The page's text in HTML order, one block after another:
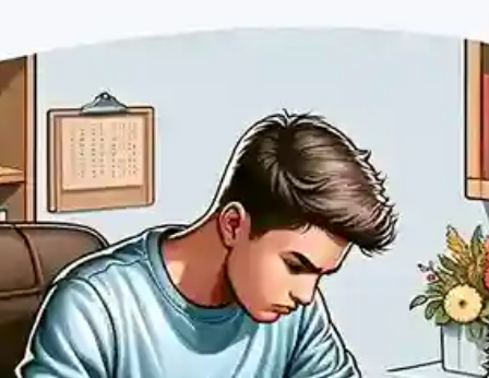
डीएनबी (ब्रॉड स्पेशियलिटी) अंतिम
व्यावहारिक परीक्षाएं - अक्टूबर 2024:
(सुपरस्पेशियलिटी) अंतिम सिद्धांत
परीक्षाएं - जनवरी 2025: 17, 18
और 19 जनवरी